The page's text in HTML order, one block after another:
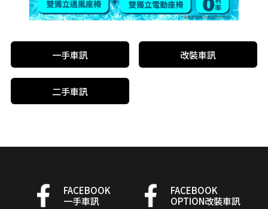
一手車訊 改裝車訊
二手車訊
FACEBOOK
一手車訊
FACEBOOK
OPTION改裝車訊